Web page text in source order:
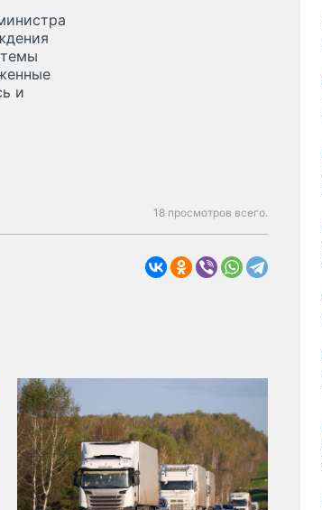
и
18 просмотров всего.